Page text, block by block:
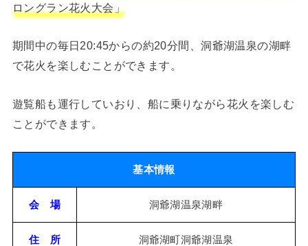
ロングラン花火大会」
期間中の毎日20:45からの約20分間、洞爺湖温泉の湖畔
で花火を楽しむことができます。
遊覧船も運行していおり、船に乗りながら花火を楽しむ
ことができます。
基本情報
会 場 洞爺湖温泉湖畔
住 所 洞爺湖町洞爺湖温泉